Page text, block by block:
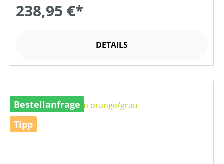
238,95 €*
DETAILS
Bestellanfrage
Tipp